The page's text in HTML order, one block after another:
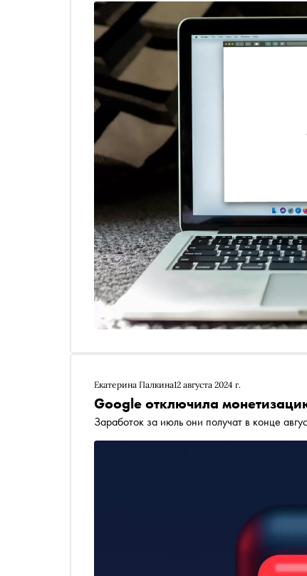
Екатерина Палкина12 августа 2024 г.
Google отключила
Заработок за июль они получат в конце